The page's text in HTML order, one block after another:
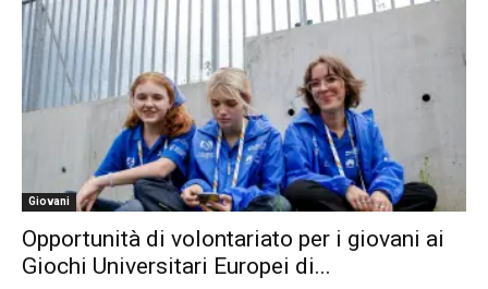
Giovani
Opportunità di volontariato per i giovani ai
Giochi Universitari Europei di...